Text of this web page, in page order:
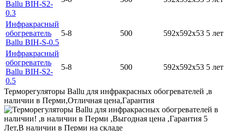
Ballu BIH-S2-
0.3
Инфракрасный
обогреватель
Ballu BIH-S-0.5
5-8 500 592х592х53 5 лет
Инфракрасный
обогреватель
Ballu BIH-S2-
0.5
5-8 500 592х592х53 5 лет
Терморегуляторы Ballu для инфракрасных обогревателей ,в
наличии в Перми,Отличная цена,Гарантия